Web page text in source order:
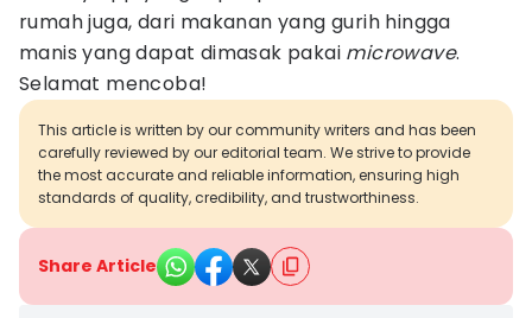
rumah juga, dari makanan yang gurih hingga
manis yang dapat dimasak pakai microwave.
Selamat mencoba!
This article is written by our community writers and has been
carefully reviewed by our editorial team. We strive to provide
the most accurate and reliable information, ensuring high
standards of quality, credibility, and trustworthiness.
Share Article